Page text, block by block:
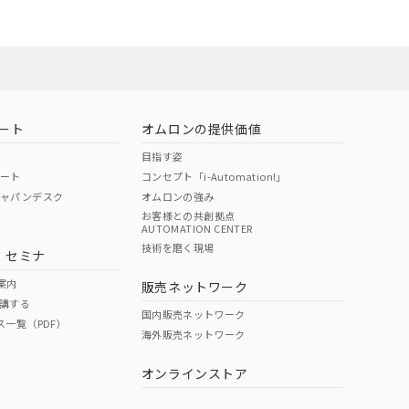
O O
ページへ
ください
ト
ト
パンデスク
セミナ
内
する
覧（PDF）
オムロンの提供価値
目指す姿
コンセプト「i-Automation!」
オムロンの強み
お客様との共創拠点
AUTOMATION CENTER
技術を磨く現場
販売ネットワーク
国内販売ネットワーク
海外販売ネットワーク
オンラインストア